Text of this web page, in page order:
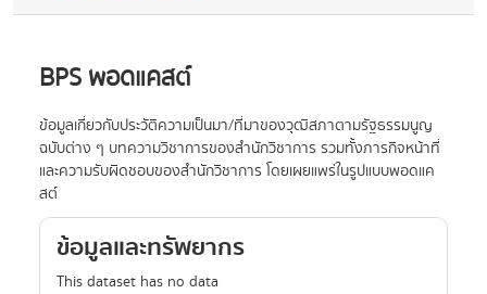
BPS พอดแคสต์
ข้อมูลเกี่ยวกับประวัติความเป็นมา/ที่มาของวุฒิสภาตามรัฐธรรมนูญ
ฉบับต่าง ๆ บทความวิชาการของสำนักวิชาการ รวมทั้งภารกิจหน้าที่
และความรับผิดชอบของสำนักวิชาการ โดยเผยแพร่ในรูปแบบพอดแค
สต์
ข้อมูลและทรัพยากร
This dataset has no data